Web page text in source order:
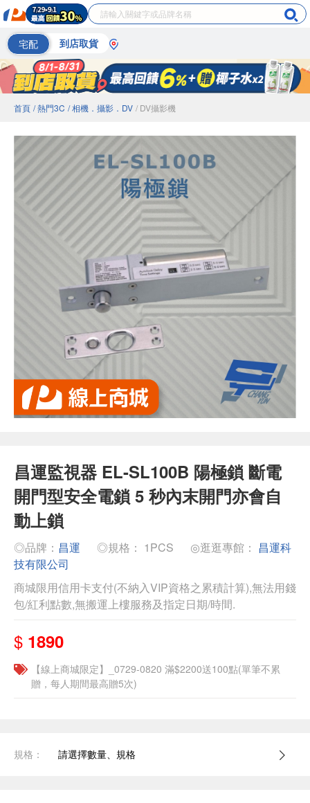
宅配 到店取貨
首頁 / 熱門3C / 相機．攝影．DV / DV攝影機
昌運監視器 EL-SL100B 陽極鎖 斷電
開門型安全電鎖 5 秒內末開門亦會自
動上鎖
◎品牌： 昌運 ◎規格： 1PCS ◎逛逛專館： 昌運科
技有限公司
商城限用信用卡支付(不納入VIP資格之累積計算),無法用錢
包/紅利點數,無搬運上樓服務及指定日期/時間.
$ 1890
【線上商城限定】_0729-0820 滿$2200送100點(單筆不累
贈，每人期間最高贈5次)
規格： 請選擇數量、規格